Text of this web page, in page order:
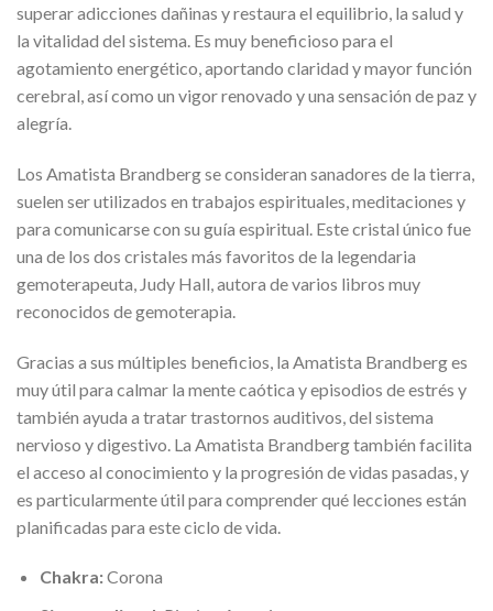
superar adicciones dañinas y restaura el equilibrio, la salud y
la vitalidad del sistema. Es muy beneficioso para el
agotamiento energético, aportando claridad y mayor función
cerebral, así como un vigor renovado y una sensación de paz y
alegría.
Los Amatista Brandberg se consideran sanadores de la tierra,
suelen ser utilizados en trabajos espirituales, meditaciones y
para comunicarse con su guía espiritual. Este cristal único fue
una de los dos cristales más favoritos de la legendaria
gemoterapeuta, Judy Hall, autora de varios libros muy
reconocidos de gemoterapia.
Gracias a sus múltiples beneficios, la Amatista Brandberg es
muy útil para calmar la mente caótica y episodios de estrés y
también ayuda a tratar trastornos auditivos, del sistema
nervioso y digestivo. La Amatista Brandberg también facilita
el acceso al conocimiento y la progresión de vidas pasadas, y
es particularmente útil para comprender qué lecciones están
planificadas para este ciclo de vida.
Chakra:Corona